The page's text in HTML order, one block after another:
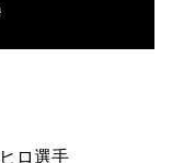
ロ選手